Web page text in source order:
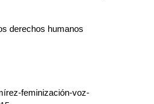
derechos humanos